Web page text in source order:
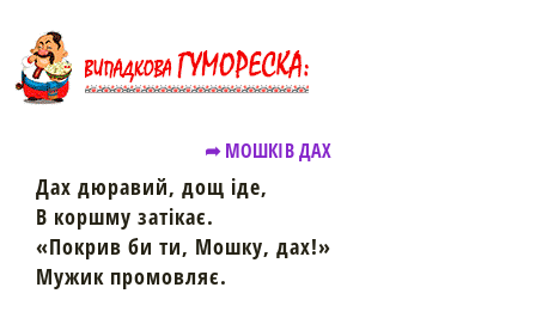
➦ МОШКІВ ДАХ
Дах дюравий, дощ іде,
В коршму затікає.
«Покрив би ти, Мошку, дах!»
Мужик промовляє.